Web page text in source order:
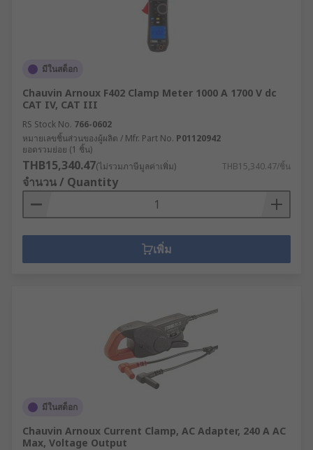
มีในสต็อก
Chauvin Arnoux F402 Clamp Meter 1000 A 1700 V dc
CAT IV, CAT III
RS Stock No. 766-0602
หมายเลขชิ้นส่วนของผู้ผลิต / Mfr. Part No. P01120942
ยอดรวมย่อย (1 ชิ้น)
THB15,340.47(ไม่รวมภาษีมูลค่าเพิ่ม) THB15,340.47/ชิ้น
จำนวน / Quantity
เพิ่ม
มีในสต็อก
Chauvin Arnoux Current Clamp, AC Adapter, 240 A AC
Max, Voltage Output